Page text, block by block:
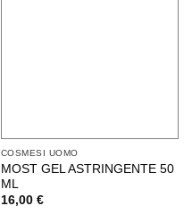
COSMESI UOMO
MOST GEL ASTRINGENTE 50
ML
16,00 €